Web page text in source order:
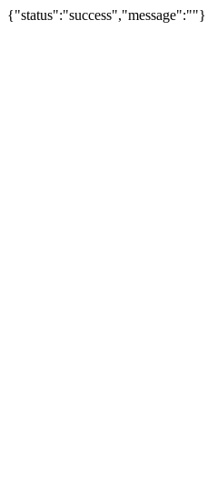
{"status":"success","message":""}